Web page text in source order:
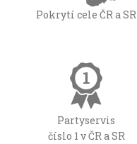
Pokrytí cele ČR a SR
Partyservis
číslo 1 v ČR a SR